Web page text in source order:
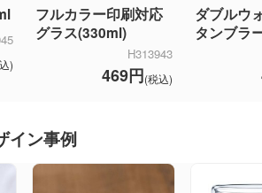
)
フルカラー印刷対応
グラス(330ml)
H313943
469円(税込)
ダブルウ
タンブラ
イン事例